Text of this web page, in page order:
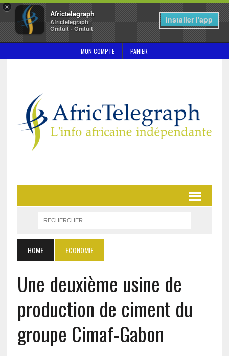
×
Africtelegraph
Africtelegraph
Gratuit - Gratuit
Installer l'app
MON COMPTE PANIER
HOME ECONOMIE
Une deuxième usine de
production de ciment du
groupe Cimaf-Gabon